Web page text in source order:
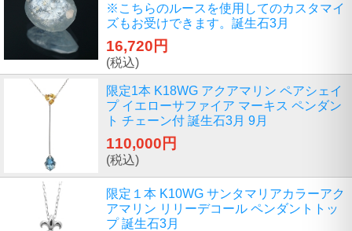
※こちらのルースを使用してのカスタマイ
ズもお受けできます。誕生石3月
16,720円
(税込)
限定1本 K18WG アクアマリン ペアシェイ
プ イエローサファイア マーキス ペンダン
ト チェーン付 誕生石3月 9月
110,000円
(税込)
限定１本 K10WG サンタマリアカラーアク
アマリン リリーデコール ペンダントトッ
プ 誕生石3月